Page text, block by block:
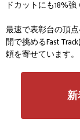
ドカットにも18%強
最速で表彰台の頂
開で挑めるFast
頼を寄せています。